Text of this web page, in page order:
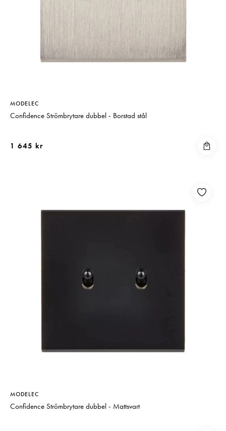
MODELEC
Confidence Strömbrytare dubbel - Borstad stål
1 645 kr
MODELEC
Confidence Strömbrytare dubbel - Mattsvart